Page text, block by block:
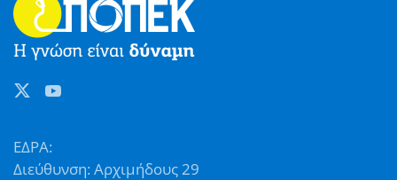
ΕΔΡΑ:
Διεύθυνση: Αρχιμήδους 29